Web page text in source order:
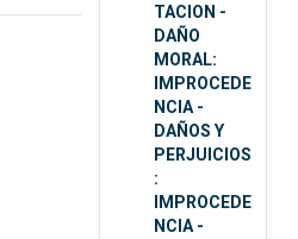
TACION -
DAÑO
MORAL:
IMPROCEDE
NCIA -
DAÑOS Y
PERJUICIOS
:
IMPROCEDE
NCIA -